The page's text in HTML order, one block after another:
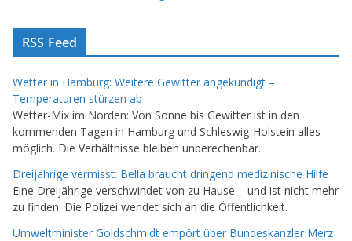
RSS Feed
Wetter in Hamburg: Weitere Gewitter angekündigt –
Temperaturen stürzen ab
Wetter-Mix im Norden: Von Sonne bis Gewitter ist in den
kommenden Tagen in Hamburg und Schleswig-Holstein alles
möglich. Die Verhältnisse bleiben unberechenbar.
Dreijährige vermisst: Bella braucht dringend medizinische Hilfe
Eine Dreijährige verschwindet von zu Hause – und ist nicht mehr
zu finden. Die Polizei wendet sich an die Öffentlichkeit.
Umweltminister Goldschmidt empört über Bundeskanzler Merz